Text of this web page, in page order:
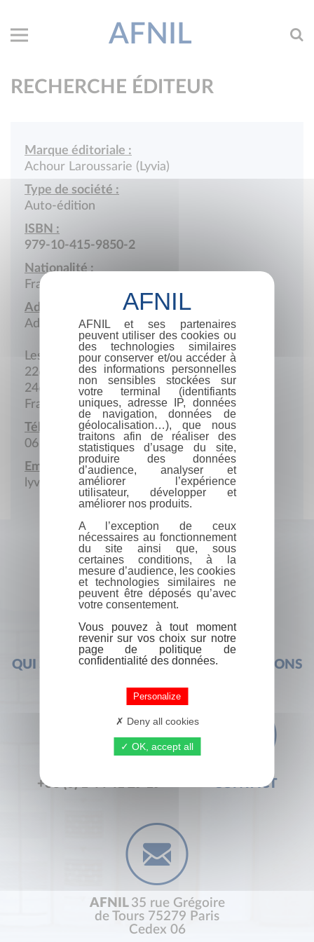
AFNIL
RECHERCHE ÉDITEUR
Marque éditoriale :
Achour Laroussarie (Lyvia)
Type de société :
Auto-édition
ISBN :
979-10-415-9850-2
Nationalité :
France
Adresse :
Adresse postale
Les Maisonnettes
226 Rue des Petits Ajoncs
24610 Saint-Martin-de-Gurson
France
Téléphone portable :
06 18 78 33 99
Email :
lyvia.laroussarie@orange.fr
QUI SOMMES-NOUS ? FOIRE AUX QUESTIONS
+33 (0) 1 44 41 29 19 CONTACT
AFNIL 35 rue Grégoire
de Tours 75279 Paris
Cedex 06
AFNIL et ses partenaires
peuvent utiliser des cookies ou
des technologies similaires
pour conserver et/ou accéder à
des informations personnelles
non sensibles stockées sur
votre terminal (identifiants
uniques, adresse IP, données
de navigation, données de
géolocalisation…), que nous
traitons afin de réaliser des
statistiques d’usage du site,
produire des données
d’audience, analyser et
améliorer l’expérience
utilisateur, développer et
améliorer nos produits.
A l’exception de ceux
nécessaires au fonctionnement
du site ainsi que, sous
certaines conditions, à la
mesure d’audience, les cookies
et technologies similaires ne
peuvent être déposés qu’avec
votre consentement.
Vous pouvez à tout moment
revenir sur vos choix sur notre
page de politique de
confidentialité des données.
Personalize
Deny all cookies
OK, accept all